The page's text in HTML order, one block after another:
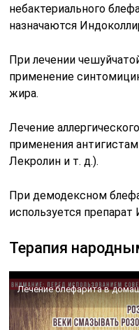
небактериального
назначаются
При лечении
применение
жира.
Лечение
применения
Лекролин и т. д.).
При демодексном
используется
Терапия